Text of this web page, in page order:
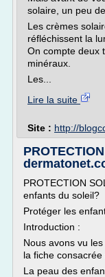
solaire, un peu
Les crèmes
réfléchissent la
On compte deux
minéraux.
Les...
Lire la suite
Site : http://
PROTECTION
enfants du soleil?
Protéger les
Introduction :
Nous avons vu
la fiche consacrée
La peau des